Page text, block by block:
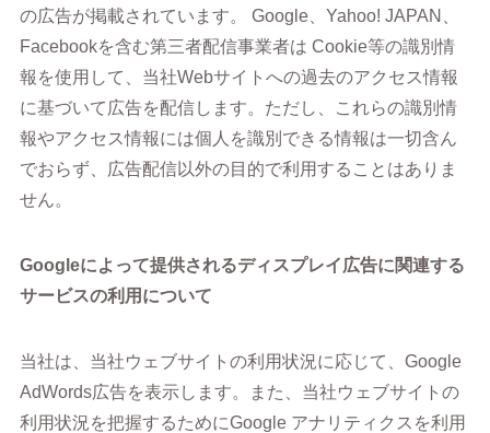
の広告が掲載されています。 Google、Yahoo! JAPAN、
Facebookを含む第三者配信事業者は Cookie等の識別情
報を使用して、当社Webサイトへの過去のアクセス情報
に基づいて広告を配信します。ただし、これらの識別情
報やアクセス情報には個人を識別できる情報は一切含ん
でおらず、広告配信以外の目的で利用することはありま
せん。
Googleによって提供されるディスプレイ広告に関連する
サービスの利用について
当社は、当社ウェブサイトの利用状況に応じて、Google
AdWords広告を表示します。また、当社ウェブサイトの
利用状況を把握するためにGoogle アナリティクスを利用